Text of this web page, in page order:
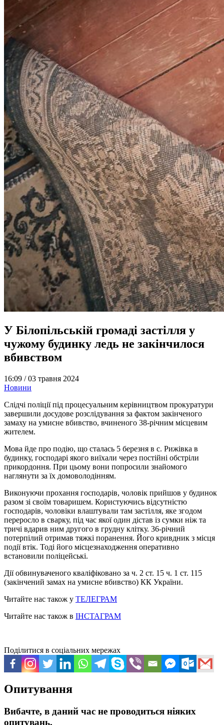
У Білопільській громаді застілля у
чужому будинку ледь не закінчилося
вбивством
16:09 /03 травня 2024
Новини
Слідчі поліції під процесуальним керівництвом прокуратури
завершили досудове розслідування за фактом закінченого
замаху на умисне вбивство, вчиненого 38-річним місцевим
жителем.
Мова йде про подію, що сталась 5 березня в с. Рижівка в
будинку, господарі якого виїхали через постійні обстріли
прикордоння. При цьому вони попросили знайомого
наглянути за їх домоволодінням.
Виконуючи прохання господарів, чоловік прийшов у будинок
разом зі своїм товаришем. Користуючись відсутністю
господарів, чоловіки влаштували там застілля, яке згодом
переросло в сварку, під час якої один дістав із сумки ніж та
тричі вдарив ним другого в грудну клітку. 36-річний
потерпілий отримав тяжкі поранення. Його кривдник з місця
події втік. Тоді його місцезнаходження оперативно
встановили поліцейські.
Дії обвинуваченого кваліфіковано за ч. 2 ст. 15 ч. 1 ст. 115
(закінчений замах на умисне вбивство) КК України.
Читайте нас також у ТЕЛЕГРАМ
Читайте нас також в ІНСТАГРАМ
Поділитися в соціальних мережах
Опитування
Вибачте, в даний час не проводиться ніяких
опитувань.